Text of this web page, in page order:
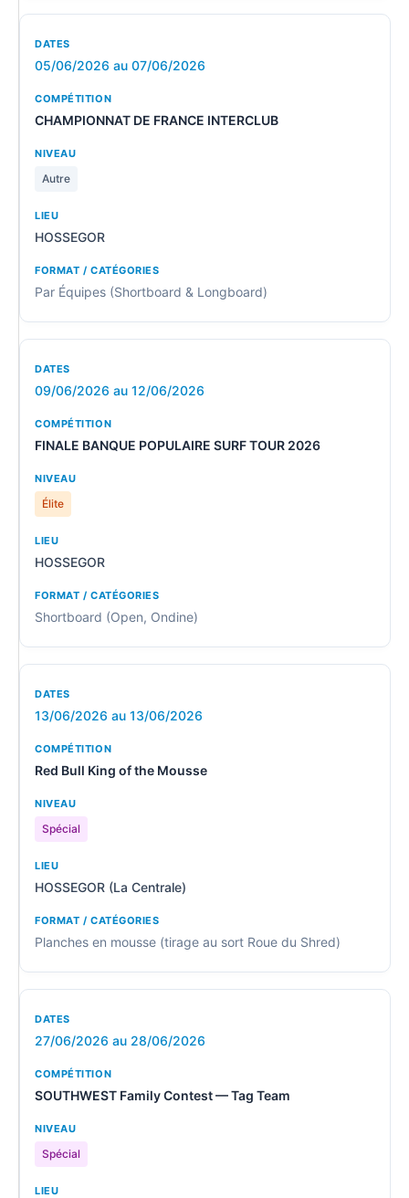
05/06/2026 au 07/06/2026
CHAMPIONNAT DE FRANCE INTERCLUB
Autre
HOSSEGOR
Par Équipes (Shortboard & Longboard)
09/06/2026 au 12/06/2026
FINALE BANQUE POPULAIRE SURF TOUR 2026
Élite
HOSSEGOR
Shortboard (Open, Ondine)
13/06/2026 au 13/06/2026
Red Bull King of the Mousse
Spécial
HOSSEGOR (La Centrale)
Planches en mousse (tirage au sort Roue du Shred)
27/06/2026 au 28/06/2026
SOUTHWEST Family Contest — Tag Team
Spécial